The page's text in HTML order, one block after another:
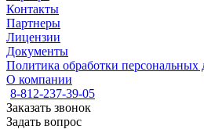
Контакты
Партнеры
Лицензии
Документы
Политика обработки персональных
О компании
8-812-237-39-05
Заказать звонок
Задать вопрос